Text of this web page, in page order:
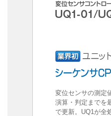
変位センサの測定
演算・判定までを
で更新。UQ1が全